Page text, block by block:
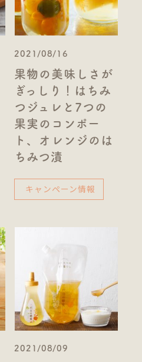
2021/08/16
果物の美味しさが
ぎっしり！はちみ
つジュレと7つの
果実のコンポー
ト、オレンジのは
ちみつ漬
キャンペーン情報
2021/08/09